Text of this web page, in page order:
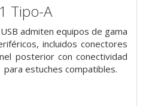
Tipo-A
admiten equipos de gama
incluidos conectores
posterior con conectividad
para estuches compatibles.